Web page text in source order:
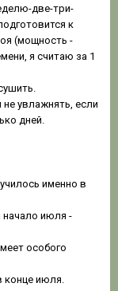
две-три-
к
(мощность -
я считаю за 1
увлажнять, если
дней.
именно в
начало июля -
особого
конце июля.